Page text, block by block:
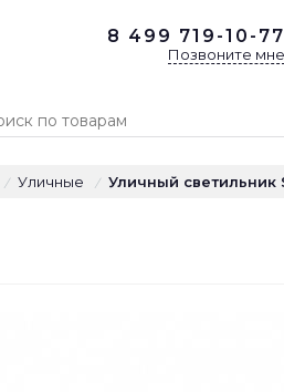
8 499 719-10-77
Позвоните мне
/ Уличные / Уличный светильник